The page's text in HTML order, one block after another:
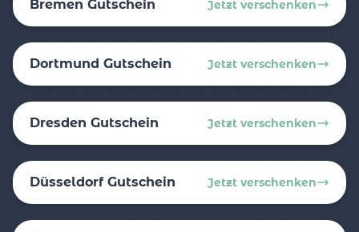
Bremen Gutschein Jetzt verschenken
Dortmund Gutschein Jetzt verschenken
Dresden Gutschein Jetzt verschenken
Düsseldorf Gutschein Jetzt verschenken